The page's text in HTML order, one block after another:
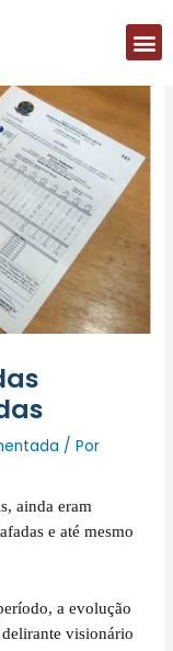
/ Por
ainda eram
e até mesmo
a evolução
visionário